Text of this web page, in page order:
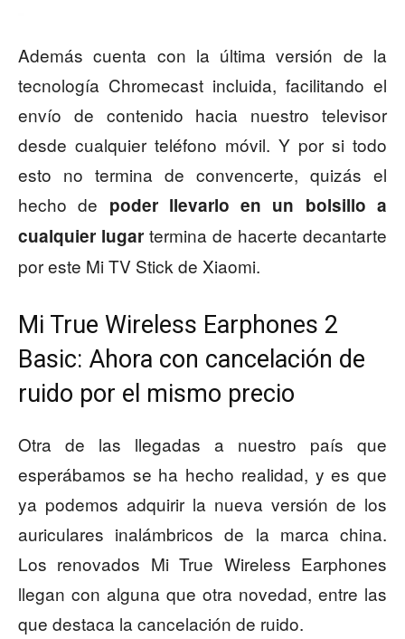
Además cuenta con la última versión de la
tecnología Chromecast incluida, facilitando el
envío de contenido hacia nuestro televisor
desde cualquier teléfono móvil. Y por si todo
esto no termina de convencerte, quizás el
hecho de poder llevarlo en un bolsillo a
cualquier lugar termina de hacerte decantarte
por este Mi TV Stick de Xiaomi.
Mi True Wireless Earphones 2
Basic: Ahora con cancelación de
ruido por el mismo precio
Otra de las llegadas a nuestro país que
esperábamos se ha hecho realidad, y es que
ya podemos adquirir la nueva versión de los
auriculares inalámbricos de la marca china.
Los renovados Mi True Wireless Earphones
llegan con alguna que otra novedad, entre las
que destaca la cancelación de ruido.